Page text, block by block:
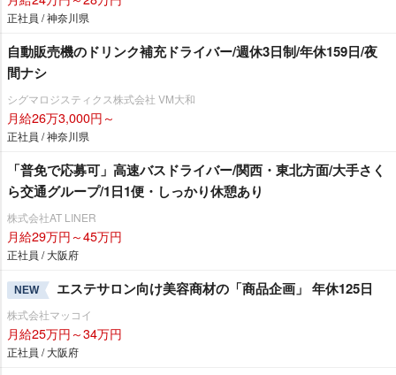
正社員 / 神奈川県
自動販売機のドリンク補充ドライバー/週休3日制/年休159日/夜
間ナシ
シグマロジスティクス株式会社 VM大和
月給26万3,000円～
正社員 / 神奈川県
「普免で応募可」高速バスドライバー/関西・東北方面/大手さく
ら交通グループ/1日1便・しっかり休憩あり
株式会社AT LINER
月給29万円～45万円
正社員 / 大阪府
NEW エステサロン向け美容商材の「商品企画」 年休125日
株式会社マッコイ
月給25万円～34万円
正社員 / 大阪府